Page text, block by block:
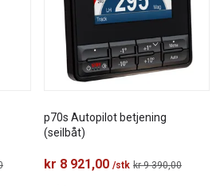
p70s Autopilot betjening
(seilbåt)
kr 8 921,00 /stk kr 9 390,00